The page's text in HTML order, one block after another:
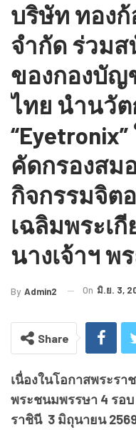
บริษัท ทอง
จำกัด ร่วม
ของกองบัญ
ไทย นำนวั
คัดกรองสม
กิจกรรมจิต
เฉลิมพระเ
นางเจ้าฯ พ
By Admin2 On มิ.ย. 3,
Share
เนื่องในโอกาสพระร
พระชนมพรรษา 4 รอบ
ราชินี 3 มิถุนายน